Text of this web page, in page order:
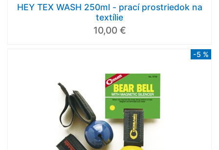
HEY TEX WASH 250ml - prací prostriedok na
textílie
10,00 €
-5 %